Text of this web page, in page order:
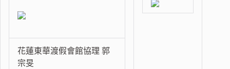
花蓮東華渡假會館協理 郭
宗旻